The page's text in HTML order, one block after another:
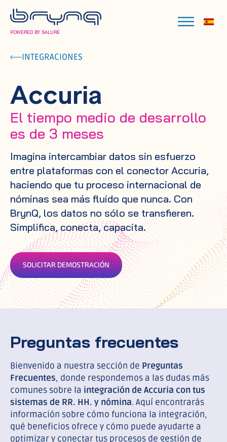
POWERED BY SALURE
INTEGRACIONES
Accuria
El tiempo medio de desarrollo
es de 3 meses
Imagina intercambiar datos sin esfuerzo
entre plataformas con el conector Accuria,
haciendo que tu proceso internacional de
nóminas sea más fluido que nunca. Con
BrynQ, los datos no sólo se transfieren.
Simplifica, conecta, capacita.
SOLICITAR DEMOSTRACIÓN
Preguntas frecuentes
Bienvenido a nuestra sección de Preguntas
Frecuentes, donde respondemos a las dudas más
comunes sobre la integración de Accuria con tus
sistemas de RR. HH. y nómina. Aquí encontrarás
información sobre cómo funciona la integración,
qué beneficios ofrece y cómo puede ayudarte a
optimizar y conectar tus procesos de gestión de